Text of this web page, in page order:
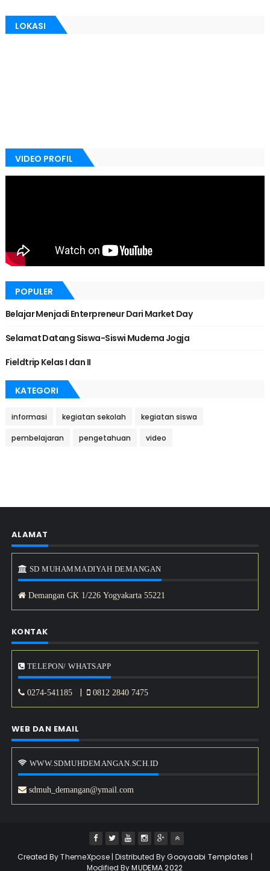
LOKASI
VIDEO PROFIL
POPULER
Belajar Menjadi Enterpreneur Dari Market Day
Selamat Datang Siswa-Siswi Mudema Jogja
Fieldtrip Kelas I dan II
KATEGORI
informasi kegiatan sekolah kegiatan siswa
pembelajaran pengetahuan video
ALAMAT
SD MUHAMMADIYAH DEMANGAN
Demangan GK 1/226 Yogyakarta 55221
KONTAK
TELEPON/ WHATSAPP
0274-541185| 0812 2840 7475
WEB DAN EMAIL
WWW.SDMUHDEMANGAN.SCH.ID
sdmuh_demangan@ymail.com
Created ByThemeXpose | Distributed ByGooyaabi Templates |
Modified ByMUDEMA 2022